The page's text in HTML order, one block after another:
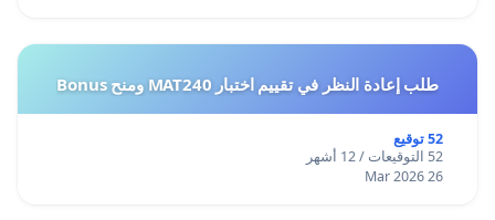
طلب إعادة النظر في تقييم اختبار MAT240 ومنح Bonus
52 توقيع
52 التوقيعات / 12 أشهر
26 Mar 2026